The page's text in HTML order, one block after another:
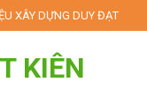
XÂY DỰNG DUY ĐẠT